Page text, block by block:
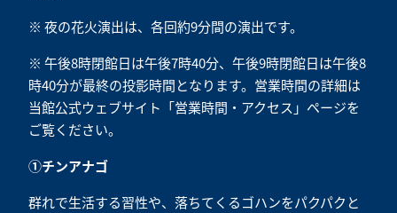
※ 夜の花火演出は、各回約9分間の演出です。
※ 午後8時閉館日は午後7時40分、午後9時閉館日は午後8
時40分が最終の投影時間となります。営業時間の詳細は
当館公式ウェブサイト「営業時間・アクセス 」ページを
ご覧ください。
①チンアナゴ
群れで生活する習性や、落ちてくるゴハンをパクパクと